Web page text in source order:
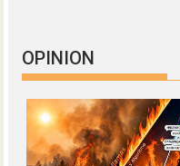
OPINION